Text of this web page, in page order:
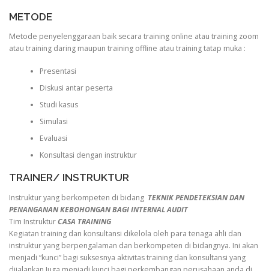
METODE
Metode penyelenggaraan baik secara training online atau training zoom
atau training daring maupun training offline atau training tatap muka :
Presentasi
Diskusi antar peserta
Studi kasus
Simulasi
Evaluasi
Konsultasi dengan instruktur
TRAINER/ INSTRUKTUR
Instruktur yang berkompeten di bidang TEKNIK PENDETEKSIAN DAN
PENANGANAN KEBOHONGAN BAGI INTERNAL AUDIT
Tim InstrukturCASA TRAINING
Kegiatan training dan konsultansi dikelola oleh para tenaga ahli dan
instruktur yang berpengalaman dan berkompeten di bidangnya. Ini akan
menjadi “kunci” bagi suksesnya aktivitas training dan konsultansi yang